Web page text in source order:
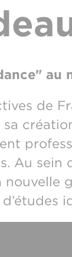
au
de
Au sein
nouvelle